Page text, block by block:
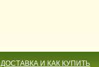
ДОСТАВКА И КАК КУПИТЬ